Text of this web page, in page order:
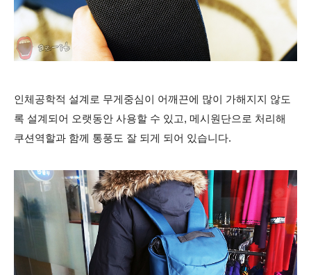
인체공학적 설계로 무게중심이 어깨끈에 많이 가해지지 않도
록 설계되어 오랫동안 사용할 수 있고, 메시원단으로 처리해
쿠션역할과 함께 통풍도 잘 되게 되어 있습니다.